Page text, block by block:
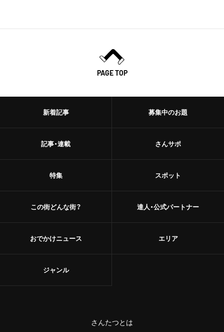
PAGE TOP
新着記事
記事・連載
特集
この街どんな街？
おでかけニュース
募集中のお題
さんサポ
スポット
達人・公式パートナー
エリア
ジャンル
さんたつとは